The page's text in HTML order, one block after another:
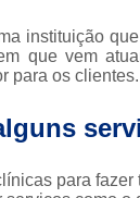
instituição
que vem
para os clientes.
para